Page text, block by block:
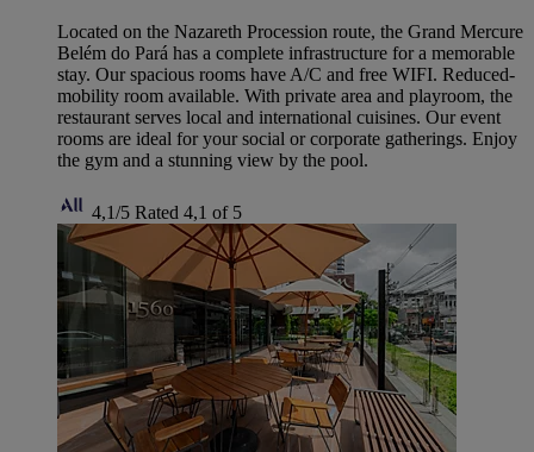
Located on the Nazareth Procession route, the Grand Mercure
Belém do Pará has a complete infrastructure for a memorable
stay. Our spacious rooms have A/C and free WIFI. Reduced-
mobility room available. With private area and playroom, the
restaurant serves local and international cuisines. Our event
rooms are ideal for your social or corporate gatherings. Enjoy
the gym and a stunning view by the pool.
4,1/5 Rated 4,1 of 5